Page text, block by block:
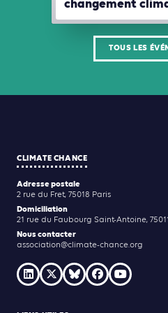
changement
TOUS LES
CLIMATE CHANCE
Adresse postale
2 rue du Fret, 75018 Paris
Domiciliation
21 rue du Faubourg Saint-Antoine,
Nous contacter
association@climate-chance.org